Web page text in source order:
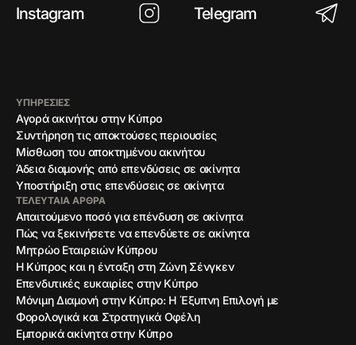
Instagram Telegram
ΥΠΗΡΕΣΙΕΣ
Αγορά ακινήτου στην Κύπρο
Συντήρηση τις αποκτούσες περιουσίες
Μίσθωση του αποκτημένου ακινήτου
Άδεια διαμονής από επενδύσεις σε ακίνητα
Υποστήριξη στις επενδύσεις σε ακίνητα
ΤΕΛΕΥΤΑΊΑ ΆΡΘΡΑ
Απαιτούμενο ποσό για επένδυση σε ακίνητα
Πώς να ξεκινήσετε να επενδύετε σε ακίνητα
Μητρώο Εταιρειών Κύπρου
Η Κύπρος και η ένταξη στη Ζώνη Σένγκεν
Επενδυτικές ευκαιρίες στην Κύπρο
Μόνιμη Διαμονή στην Κύπρο: Η Έξυπνη Επιλογή με
Φορολογικά και Στρατηγικά Οφέλη
Εμπορικά ακίνητα στην Κύπρο